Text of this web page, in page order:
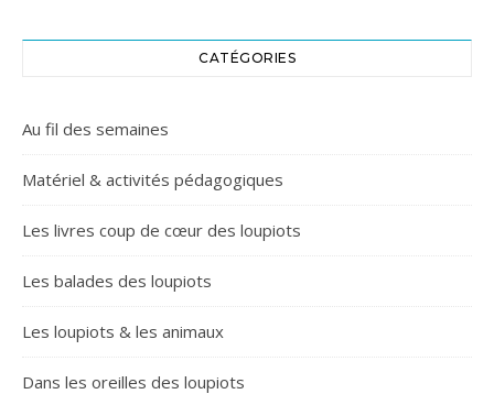
CATÉGORIES
Au fil des semaines
Matériel & activités pédagogiques
Les livres coup de cœur des loupiots
Les balades des loupiots
Les loupiots & les animaux
Dans les oreilles des loupiots